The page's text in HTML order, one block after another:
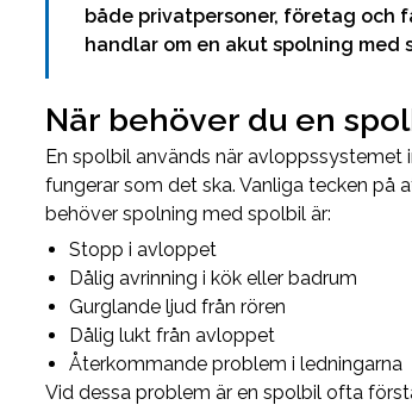
både privatpersoner, företag
handlar om en akut spolning med
När behöver du en
En spolbil används när avloppssystemet
fungerar som det ska. Vanliga tecken på
behöver spolning med spolbil är:
Stopp i avloppet
Dålig avrinning i kök eller badrum
Gurglande ljud från rören
Dålig lukt från avloppet
Återkommande problem i ledningarna
Vid dessa problem är en spolbil ofta